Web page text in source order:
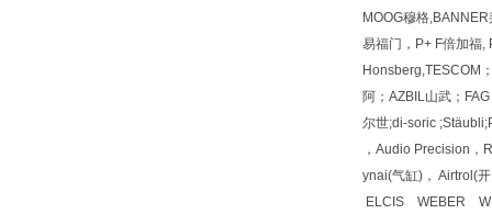
MOOG穆格
易福门，P+ F倍加福,
Honsberg,TESCOM
阿；AZBIL山武；
尔世;di-soric
，Audio Precision
ynai(气缸)， Airtrol(
ELCIS WEBER